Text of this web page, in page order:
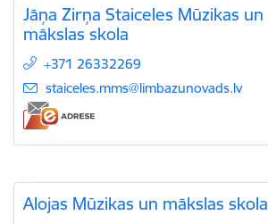
Jāņa Zirņa Staiceles Mūzikas un
mākslas skola
+371 26332269
E-pasts:
staiceles.mms@limbazunovads.lv
Alojas Mūzikas un mākslas skola